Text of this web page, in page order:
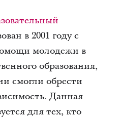
в 2001 году с
молодежи в
образования,
смогли обрести
Данная
для тех, кто